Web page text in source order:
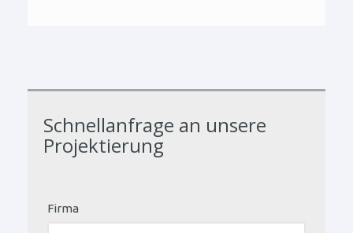
Schnellanfrage an unsere
Projektierung
Firma